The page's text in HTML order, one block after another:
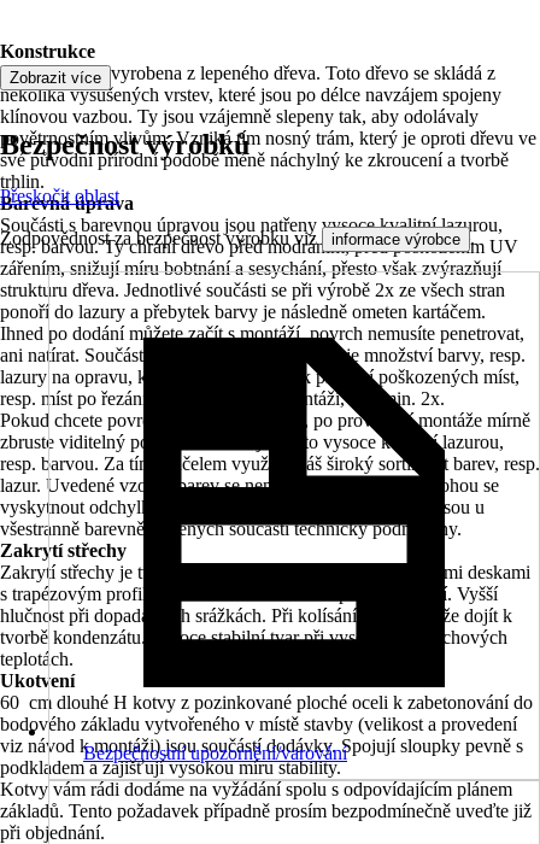
Konstrukce
Konstrukce je vyrobena z lepeného dřeva. Toto dřevo se skládá z
několika vysušených vrstev, které jsou po délce navzájem spojeny
klínovou vazbou. Ty jsou vzájemně slepeny tak, aby odolávaly
povětrnostním vlivům. Vzniká tím nosný trám, který je oproti dřevu ve
své původní přírodní podobě méně náchylný ke zkroucení a tvorbě
trhlin.
Barevná úprava
Součásti s barevnou úpravou jsou natřeny vysoce kvalitní lazurou,
resp. barvou. Ty chrání dřevo před modráním, před poškozením UV
zářením, snižují míru bobtnání a sesychání, přesto však zvýrazňují
strukturu dřeva. Jednotlivé součásti se při výrobě 2x ze všech stran
ponoří do lazury a přebytek barvy je následně ometen kartáčem.
Ihned po dodání můžete začít s montáží, povrch nemusíte penetrovat,
ani natírat. Součástí každé stavebnicové sady je množství barvy, resp.
lazury na opravu, kterou můžete použít k přetření poškozených míst,
resp. míst po řezání a šroubování při montáži, a to min. 2x.
Pokud chcete povrch dále zdokonalovat, po provedení montáže mírně
zbruste viditelný povrch a natřete jej touto vysoce kvalitní lazurou,
resp. barvou. Za tímto účelem využijte náš široký sortiment barev, resp.
lazur. Uvedené vzorky barev se nemusí zcela shodovat, mohou se
vyskytnout odchylky v barevnosti. Stopy po usazeninách jsou u
všestranně barevně natřených součástí technicky podmíněny.
Zakrytí střechy
Zakrytí střechy je tvořeno nenatřenými hliníkovými střešními deskami
s trapézovým profilem. Nerozbitné a odolné proti krupobití. Vyšší
hlučnost při dopadajících srážkách. Při kolísání teploty může dojít k
tvorbě kondenzátu. Vysoce stabilní tvar při vysokých povrchových
teplotách.
Ukotvení
60 cm dlouhé H kotvy z pozinkované ploché oceli k zabetonování do
bodového základu vytvořeného v místě stavby (velikost a provedení
viz návod k montáži) jsou součástí dodávky. Spojují sloupky pevně s
podkladem a zajišťují vysokou míru stability.
Kotvy vám rádi dodáme na vyžádání spolu s odpovídajícím plánem
základů. Tento požadavek případně prosím bezpodmínečně uveďte již
při objednání.
Zobrazit více
Bezpečnost výrobků
Přeskočit oblast
Zodpovědnost za bezpečnost výrobku viz informace výrobce .
Bezpečnostní upozornění/varování